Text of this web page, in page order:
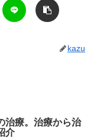
kazu
治療。治療から治
介